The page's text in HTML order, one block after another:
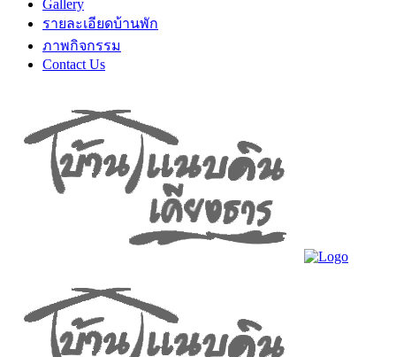
Gallery
รายละเอียดบ้านพัก
ภาพกิจกรรม
Contact Us